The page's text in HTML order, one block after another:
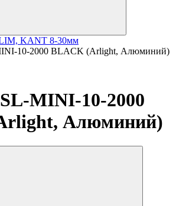
KANT 8-30мм
10-2000 BLACK (Arlight, Алюминий)
MINI-10-2000
Алюминий)